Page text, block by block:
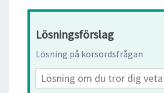
Lösningsförslag
Lösning på korsordsfrågan